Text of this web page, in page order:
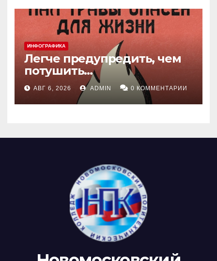
ИНФОГРАФИКА
Легче предупредить, чем
потушить…
АВГ 6, 2026 ADMIN 0 КОММЕНТАРИИ